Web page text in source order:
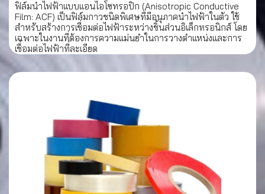
ฟิล์มนำไฟฟ้าแบบแอนไอโซทรอปิก (Anisotropic Conductive
Film: ACF) เป็นฟิล์มกาวชนิดพิเศษที่มีอนุภาคนำไฟฟ้าในตัว ใช้
สำหรับสร้างการเชื่อมต่อไฟฟ้าระหว่างชิ้นส่วนอิเล็กทรอนิกส์ โดย
เฉพาะในงานที่ต้องการความแม่นยำในการวางตำแหน่งและการ
เชื่อมต่อไฟฟ้าที่ละเอียด